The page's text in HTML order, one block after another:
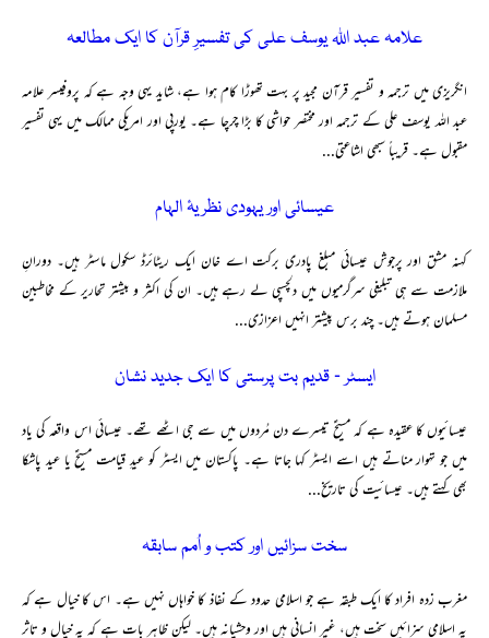
علامہ عبد اللہ یوسف علی کی تفسیرِ قرآن کا ایک مطالعہ
انگریزی میں ترجمہ و تفسیر قرآن مجید پر بہت تھوڑا کام ہوا ہے، شاید یہی وجہ ہے کہ پروفیسر علامہ
عبد اللہ یوسف علی کے ترجمہ اور مختصر حواشی کا بڑا چرچا ہے۔ یورپی اور امریکی ممالک میں یہی تفسیر
مقبول ہے۔ قریباً سبھی اشاعتی...
عیسائی اور یہودی نظریۂ الہام
کہنہ مشق اور پرجوش عیسائی مبلغ پادری برکت اے خان ایک ریٹائرڈ سکول ماسٹر ہیں۔ دورانِ
ملازمت سے ہی تبلیغی سرگرمیوں میں دلچسپی لے رہے ہیں۔ ان کی اکثر و بیشتر تحاریر کے مخاطبین
مسلمان ہوتے ہیں۔ چند برس پیشتر انہیں اعزازی...
ایسٹر ۔ قدیم بت پرستی کا ایک جدید نشان
عیسائیوں کا عقیدہ ہے کہ مسیحؑ تیسرے دن مُردوں میں سے جی اٹھے تھے۔ عیسائی اس واقعہ کی یاد
میں جو تہوار مناتے ہیں اسے ایسٹر کہا جاتا ہے۔ پاکستان میں ایسٹر کو عیدِ قیامت مسیحؑ یا عید پاشکا
بھی کہتے ہیں۔ عیسائیت کی تاریخ...
سخت سزائیں اور کتب و اُمم سابقہ
مغرب زدہ افراد کا ایک طبقہ ہے جو اسلامی حدود کے نفاذ کا خواہاں نہیں ہے۔ اس کا خیال ہے کہ
یہ اسلامی سزائیں سخت ہیں، غیر انسانی ہیں اور وحشیانہ ہیں۔ لیکن ظاہر بات ہے کہ یہ خیال و تاثر